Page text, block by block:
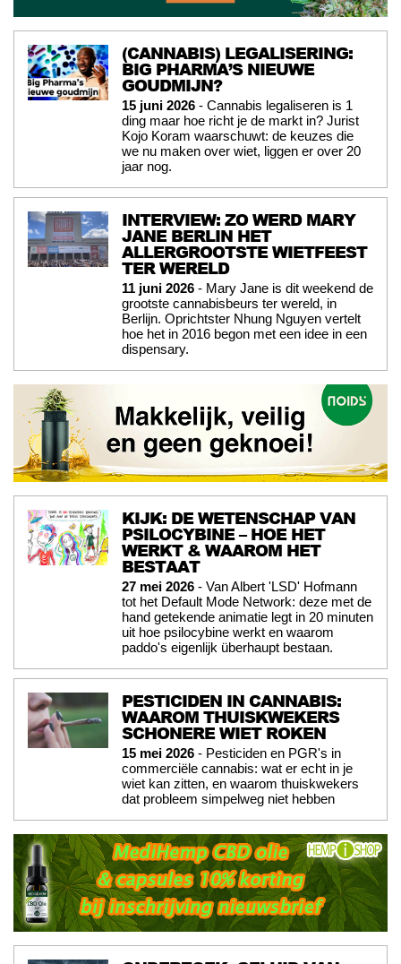
(CANNABIS) LEGALISERING:
BIG PHARMA’S NIEUWE
GOUDMIJN?
15 juni 2026 - Cannabis legaliseren is 1
ding maar hoe richt je de markt in? Jurist
Kojo Koram waarschuwt: de keuzes die
we nu maken over wiet, liggen er over 20
jaar nog.
INTERVIEW: ZO WERD MARY
JANE BERLIN HET
ALLERGROOTSTE WIETFEEST
TER WERELD
11 juni 2026 - Mary Jane is dit weekend de
grootste cannabisbeurs ter wereld, in
Berlijn. Oprichtster Nhung Nguyen vertelt
hoe het in 2016 begon met een idee in een
dispensary.
KIJK: DE WETENSCHAP VAN
PSILOCYBINE – HOE HET
WERKT & WAAROM HET
BESTAAT
27 mei 2026 - Van Albert 'LSD' Hofmann
tot het Default Mode Network: deze met de
hand getekende animatie legt in 20 minuten
uit hoe psilocybine werkt en waarom
paddo's eigenlijk überhaupt bestaan.
PESTICIDEN IN CANNABIS:
WAAROM THUISKWEKERS
SCHONERE WIET ROKEN
15 mei 2026 - Pesticiden en PGR's in
commerciële cannabis: wat er echt in je
wiet kan zitten, en waarom thuiskwekers
dat probleem simpelweg niet hebben